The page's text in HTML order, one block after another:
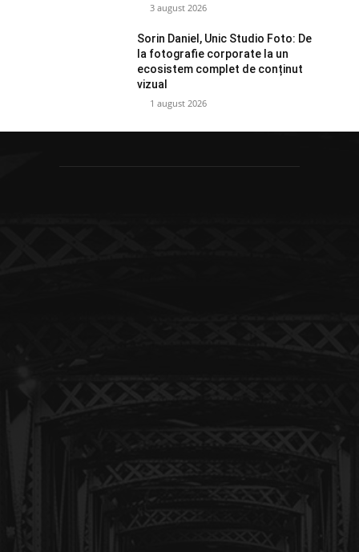
3 august 2026
Sorin Daniel, Unic Studio Foto: De
la fotografie corporate la un
ecosistem complet de conținut
vizual
1 august 2026